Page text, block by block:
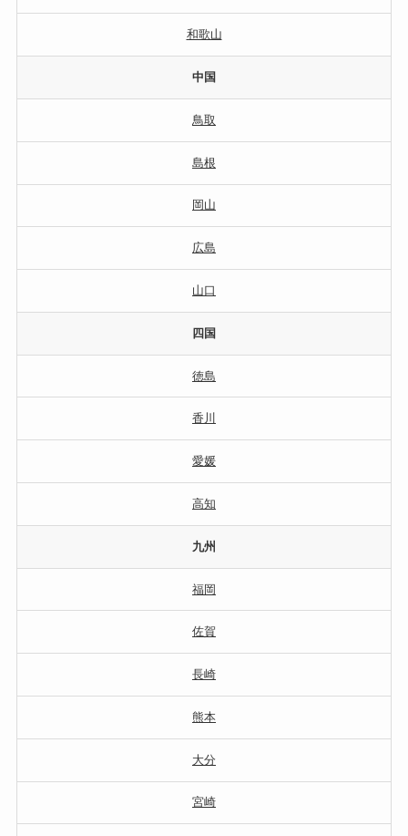
和歌山
中国
鳥取
島根
岡山
広島
山口
四国
徳島
香川
愛媛
高知
九州
福岡
佐賀
長崎
熊本
大分
宮崎